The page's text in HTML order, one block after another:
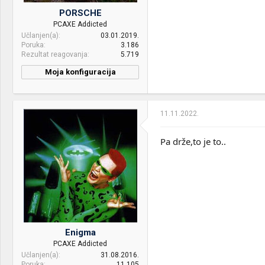
HDD:
Kingston SNVS 1TB M.2 +
Samsung 860 EVO 500GB
3TB
Sound:
integrated
Case: Cooler Master HAF 912 Plus
PSU:
Seasonic PRIME Ultra GOLD
1000W
Optical drives: LG BH10LS30 BD-RE & LG
DH16ABSH DVD-RW
Mice &
keyboard:
Logitech Value & A4Tech X-
748K
Internet: SBB cable
OS & Browser: Windows 10
PORSCHE
PCAXE Addicted
Učlanjen(a)
03.01.2019.
Poruka
3.186
Rezultat reagovanja
5.719
Moja konfiguracija
Name:
CPU & cooler:
Cooler Master MasterLiquid
ML360 RGB
Motherboard: ASUS PRIME Z790-A Wifi
RAM:
G.Skill 32GB 2x16 Trident
Z5 DDR5 5600MHz CL36
KIT
VGA & cooler:
MSI RTX 4070 Ti SUPRIM X
12G
Display:
43UM7600 4K TV
Enigma
PCAXE Addicted
Učlanjen(a)
31.08.2016.
11.11.2022.
Pa drže,to je to..